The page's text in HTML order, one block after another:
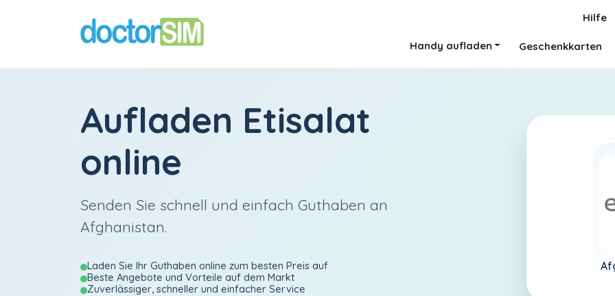
Hilfe
Handy aufladen Geschenkkarten
Aufladen Etisalat
online
Senden Sie schnell und einfach Guthaben an
Afghanistan.
Laden Sie Ihr Guthaben online zum besten Preis auf
Beste Angebote und Vorteile auf dem Markt
Zuverlässiger, schneller und einfacher Service